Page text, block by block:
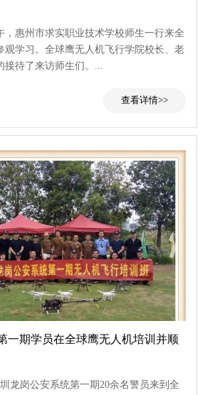
，惠州市求实职业技术学校师生一行来全
观学习。全球鹰无人机飞行学院校长、老
接待了来访师生们。...
一期学员在全球鹰无人机培训并顺
龙岗公安系统第一期20余名警员来到全